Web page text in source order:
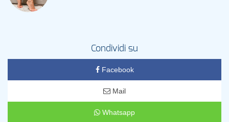
Condividi su
Facebook
Mail
Whatsapp